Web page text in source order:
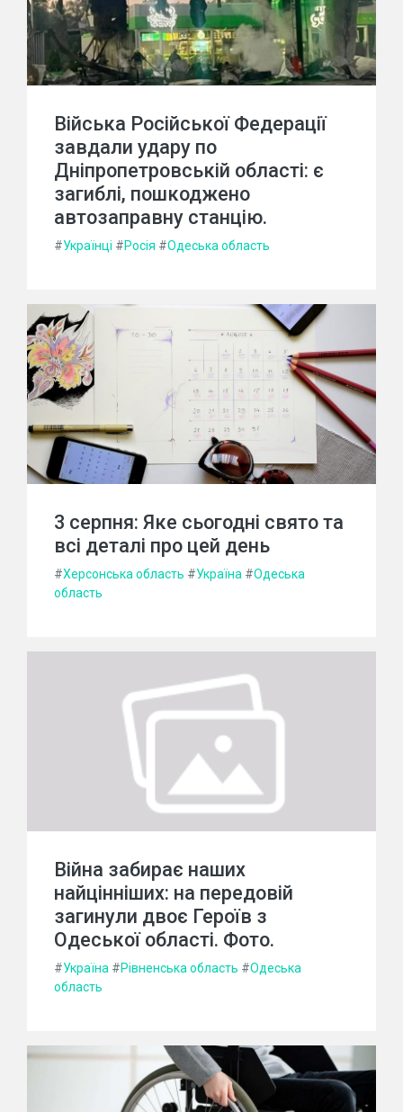
Війська Російської Федерації
завдали удару по
Дніпропетровській області: є
загиблі, пошкоджено
автозаправну станцію.
#Українці #Росія #Одеська область
3 серпня: Яке сьогодні свято та
всі деталі про цей день
#Херсонська область #Україна #Одеська
область
Війна забирає наших
найцінніших: на передовій
загинули двоє Героїв з
Одеської області. Фото.
#Україна #Рівненська область #Одеська
область